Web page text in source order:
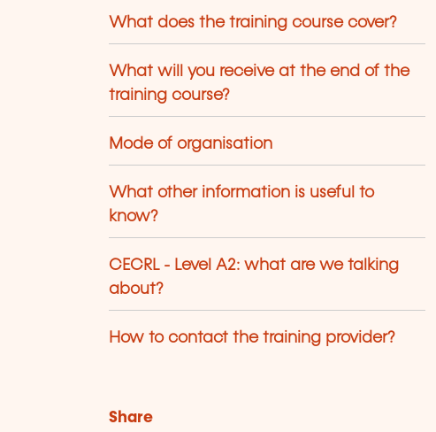
What does the training course cover?
What will you receive at the end of the
training course?
Mode of organisation
What other information is useful to
know?
CECRL - Level A2: what are we talking
about?
How to contact the training provider?
Share